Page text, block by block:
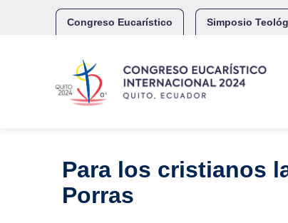
Congreso Eucarístico Simposio
Para los cristianos
Porras